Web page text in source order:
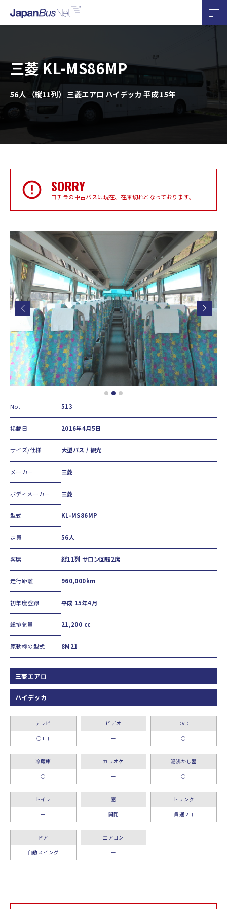
三菱 KL-MS86MP
56人 （縦11列） 三菱エアロ ハイデッカ 平成 15年
SORRY
コチラの中古バスは現在、在庫切れとなっております。
No. 513
掲載日 2016年4月5日
サイズ/仕様 大型バス / 観光
メーカー 三菱
ボディメーカー 三菱
型式 KL-MS86MP
定員 56人
客席 縦11列 サロン回転2席
走行距離 960,000km
初年度登録 平成 15年4月
総排気量 21,200 cc
原動機の型式 8M21
三菱エアロ
ハイデッカ
テレビ
○1コ
ビデオ
ー
DVD
○
冷蔵庫
○
カラオケ
ー
湯沸かし器
○
トイレ
ー
窓
開閉
トランク
貫通 2コ
ドア
自動スイング
エアコン
ー